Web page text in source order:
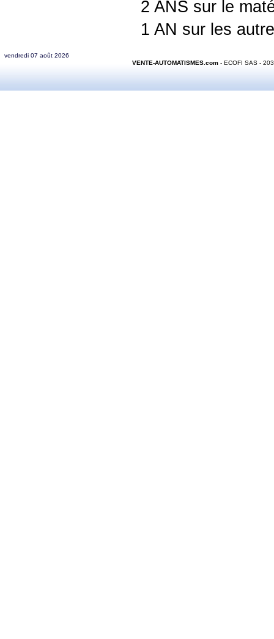
2 ANS sur le
1 AN sur les
vendredi 07 août 2026
VENTE-AUTOMATISMES.com- ECOFI SAS -